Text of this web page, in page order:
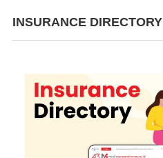
INSURANCE DIRECTORY